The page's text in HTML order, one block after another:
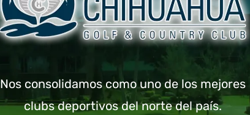
Nos consolidamos como uno de los mejores
clubs deportivos del norte del país.